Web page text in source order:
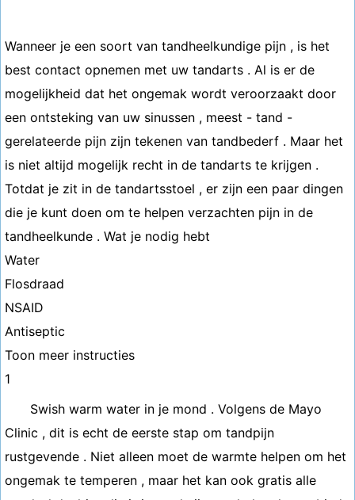
Wanneer je een soort van tandheelkundige pijn , is het
best contact opnemen met uw tandarts . Al is er de
mogelijkheid dat het ongemak wordt veroorzaakt door
een ontsteking van uw sinussen , meest - tand -
gerelateerde pijn zijn tekenen van tandbederf . Maar het
is niet altijd mogelijk recht in de tandarts te krijgen .
Totdat je zit in de tandartsstoel , er zijn een paar dingen
die je kunt doen om te helpen verzachten pijn in de
tandheelkunde . Wat je nodig hebt
Water
Flosdraad
NSAID
Antiseptic
Toon meer instructies
1
Swish warm water in je mond . Volgens de Mayo
Clinic , dit is echt de eerste stap om tandpijn
rustgevende . Niet alleen moet de warmte helpen om het
ongemak te temperen , maar het kan ook gratis alle